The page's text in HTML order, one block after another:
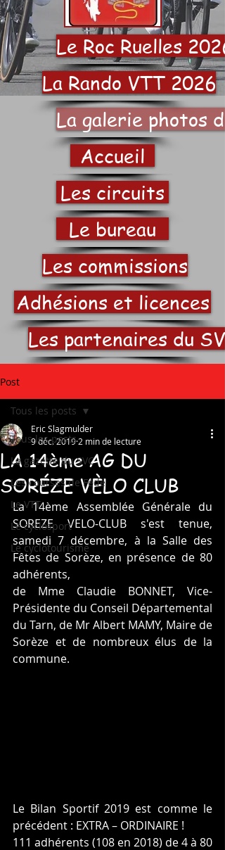
Le Roc Ruelles 2026
La Rando VTT 2026
La galerie photos
Accueil
Les circuits
Le bureau
Les commissions
Adhésions et licences
Les partenaires du SVC
Post
Tous les posts
La gazette du SVC
Les courses de Fédé
Le VTT
Le cyclosport
Le cyclotourisme
Tous les posts
LA 14ème AG DU
SORÉZE VÈLO CLUB
Eric Slagmulder
9 déc. 2019 2 min de lecture
La 14ème Assemblée Générale du
SOREZE VELO-CLUB s'est tenue,
samedi 7 décembre, à la Salle des
Fêtes de Sorèze, en présence de 80
adhérents,
de Mme Claudie BONNET, Vice-
Présidente du Conseil Départemental
du Tarn, de Mr Albert MAMY, Maire de
Sorèze et de nombreux élus de la
commune.
Le Bilan Sportif 2019 est comme le
précédent : EXTRA – ORDINAIRE !
111 adhérents (108 en 2018) de 4 à 80